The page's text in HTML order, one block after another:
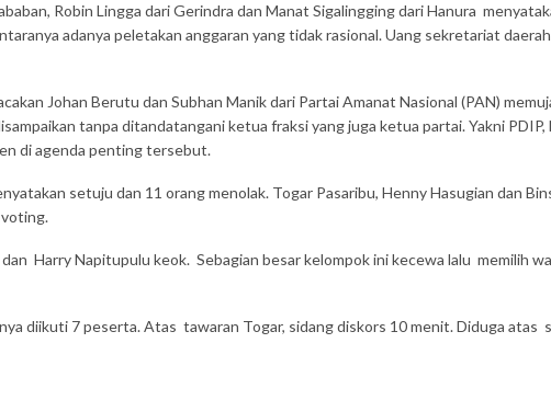
Robin Lingga dari Gerindra dan Manat Sigalingging dari Hanura
adanya peletakan anggaran yang tidak rasional. Uang sekretariat
Johan Berutu dan Subhan Manik dari Partai Amanat Nasional (PAN)
tanpa ditandatangani ketua fraksi yang juga ketua partai. Yakni PDIP,
di agenda penting tersebut.
setuju dan 11 orang menolak. Togar Pasaribu, Henny Hasugian dan
voting.
Harry Napitupulu keok. Sebagian besar kelompok ini kecewa lalu memilih
diikuti 7 peserta. Atas tawaran Togar, sidang diskors 10 menit. Diduga atas